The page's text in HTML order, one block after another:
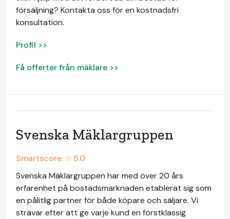
försäljning? Kontakta oss för en kostnadsfri
konsultation.
Profil >>
Få offerter från mäklare >>
Svenska Mäklargruppen
Smartscore: ☆5.0
Svenska Mäklargruppen har med över 20 års
erfarenhet på bostadsmarknaden etablerat sig som
en pålitlig partner för både köpare och säljare. Vi
strävar efter att ge varje kund en förstklassig